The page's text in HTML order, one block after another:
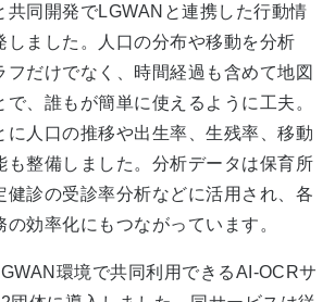
共同開発でLGWANと連携した行動情
しました。人口の分布や移動を分析
フだけでなく、時間経過も含めて地図
で、誰もが簡単に使えるように工夫。
に人口の推移や出生率、生残率、移動
も整備しました。分析データは保育所
健診の受診率分析などに活用され、各
効率化にもつながっています。
環境で共同利用できるAI-OCRサ